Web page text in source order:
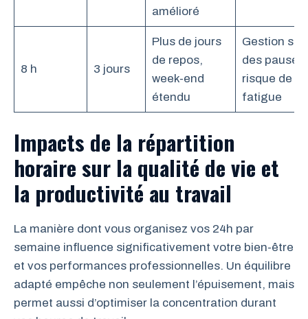
amélioré
8 h 3 jours
Plus de jours
de repos,
week-end
étendu
Gestion
des pauses,
risque de
fatigue
Impacts de la répartition
horaire sur la qualité de vie et
la productivité au travail
La manière dont vous organisez vos 24h par
semaine influence significativement votre bien-être
et vos performances professionnelles. Un équilibre
adapté empêche non seulement l’épuisement, mais
permet aussi d’optimiser la concentration durant